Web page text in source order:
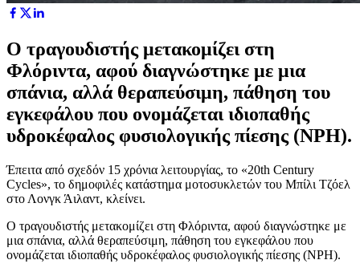
Ο τραγουδιστής μετακομίζει στη
Φλόριντα, αφού διαγνώστηκε με μια
σπάνια, αλλά θεραπεύσιμη, πάθηση του
εγκεφάλου που ονομάζεται ιδιοπαθής
υδροκέφαλος φυσιολογικής πίεσης (NPH).
Έπειτα από σχεδόν 15 χρόνια λειτουργίας, το «20th Century
Cycles», το δημοφιλές κατάστημα μοτοσυκλετών του Μπίλι Τζόελ
στο Λονγκ Άιλαντ, κλείνει.
Ο τραγουδιστής μετακομίζει στη Φλόριντα, αφού διαγνώστηκε με
μια σπάνια, αλλά θεραπεύσιμη, πάθηση του εγκεφάλου που
ονομάζεται ιδιοπαθής υδροκέφαλος φυσιολογικής πίεσης (NPH).